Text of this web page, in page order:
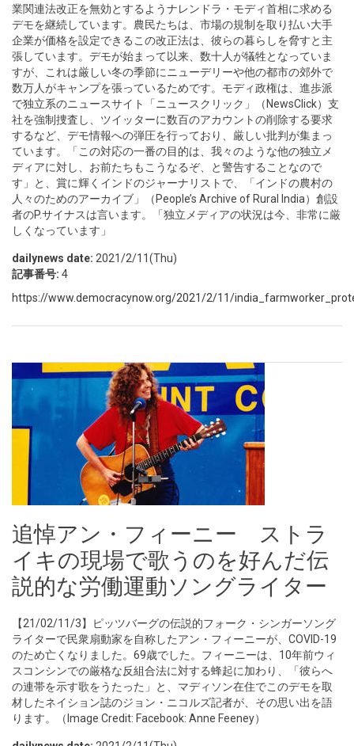
業関連法改正を無効とするようナレンドラ・モディ首相に求める
デモを継続しています。農民たちは、市場の規制を取り払い大手
企業が価格を設定できるこの改正法は、彼らの暮らしを脅すと主
張しています。デモが始まって以来、数十人が犠牲となっていま
すが、これは厳しい冬の季節にニューデリーや他の都市の郊外で
数万人がキャンプを張っているためです。モディ政権は、進歩派
で独立系のニュースサイト「ニュースクリック」（NewsClick）支
社を強制捜査し、ツイッターに数百のアカウントの削除する要求
するなど、デモ情報への弾圧を行っており、厳しい批判が集まっ
ています。「この対応の一番の目的は、我々のような他の独立メ
ディアに対し、お前たちもこうなるぞ、と警告することなので
す」と、賞に輝くインドのジャーナリストで、「インドの農村の
人々のためのアーカイブ」（People’s Archive of Rural India）創設
者のP.サイナスは言います。「独立メディアの状況は今、非常に厳
しくなっています」
dailynews date: 2021/2/11(Thu)
記事番号: 4
https://www.democracynow.org/2021/2/11/
追悼アン・フィーニー ストラ
イキの現場で歌うのを好んだ伝
説的な労働運動ソングライター
【21/02/11/3】ピッツバーグの伝説的フォーク・シンガーソング
ライターで民衆扇動家を自称したアン・フィーニーが、COVID-19
のため亡くなりました。69歳でした。フィーニーは、10年前ウィ
スコンシンでの厳格な反組合法に対する蜂起に加わり、「彼らへ
の連帯を示す歌をうたった」と、マディソン在住でこのデモを取
材したネイション誌のジョン・ニコルズ記者が、その思い出を語
ります。（Image Credit: Facebook: Anne Feeney）